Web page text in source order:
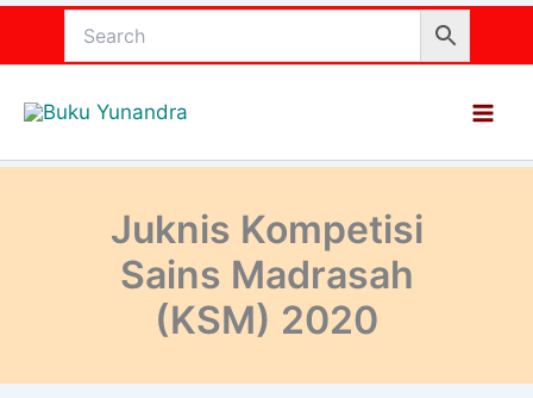
Juknis Kompetisi
Sains Madrasah
(KSM) 2020